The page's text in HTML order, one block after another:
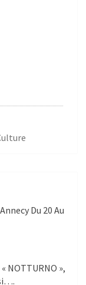
Du 20 Au
NOTTURNO »,